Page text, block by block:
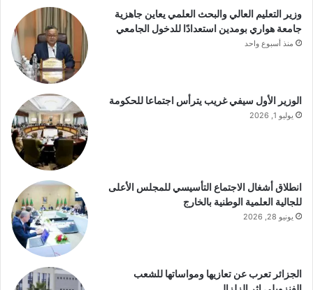
وزير التعليم العالي والبحث العلمي يعاين جاهزية
جامعة هواري بومدين استعدادًا للدخول الجامعي
منذ أسبوع واحد
الوزير الأول سيفي غريب يترأس اجتماعا للحكومة
يوليو 1, 2026
انطلاق أشغال الاجتماع التأسيسي للمجلس الأعلى
للجالية العلمية الوطنية بالخارج
يونيو 28, 2026
الجزائر تعرب عن تعازيها ومواساتها للشعب